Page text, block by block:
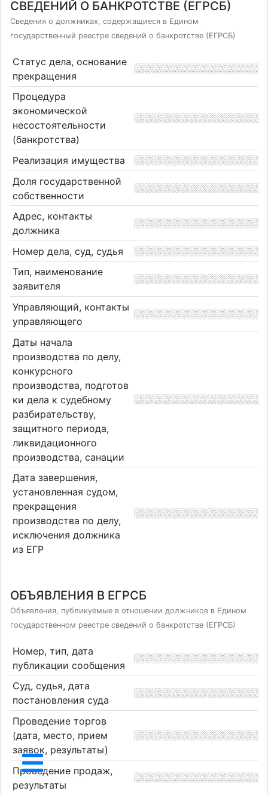
СВЕДЕНИЙ О БАНКРОТСТВЕ (ЕГРСБ)
Сведения о должниках, содержащиеся в Едином
государственный реестре сведений о банкротстве (ЕГРСБ)
Статус дела, основание
прекращения
Процедура
экономической
несостоятельности
(банкротства)
Реализация имущества
Доля государственной
собственности
Адрес, контакты
должника
Номер дела, суд, судья
Тип, наименование
заявителя
Управляющий, контакты
управляющего
Даты начала
производства по делу,
конкурсного
производства, подготов
ки дела к судебному
разбирательству,
защитного периода,
ликвидационного
производства, санации
Дата завершения,
установленная судом,
прекращения
производства по делу,
исключения должника
из ЕГР
ОБЪЯВЛЕНИЯ В ЕГРСБ
Объявления, публикуемые в отношении должников в Едином
государственном реестре сведений о банкротстве (ЕГРСБ)
Номер, тип, дата
публикации сообщения
Суд, судья, дата
постановления суда
Проведение торгов
(дата, место, прием
заявок, результаты)
Проведение продаж,
результаты